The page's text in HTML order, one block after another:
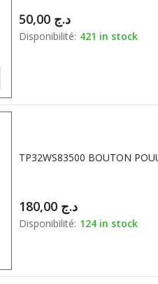
د.ج
Disponibilité: 421 in stock
د.ج
Disponibilité: 124 in stock